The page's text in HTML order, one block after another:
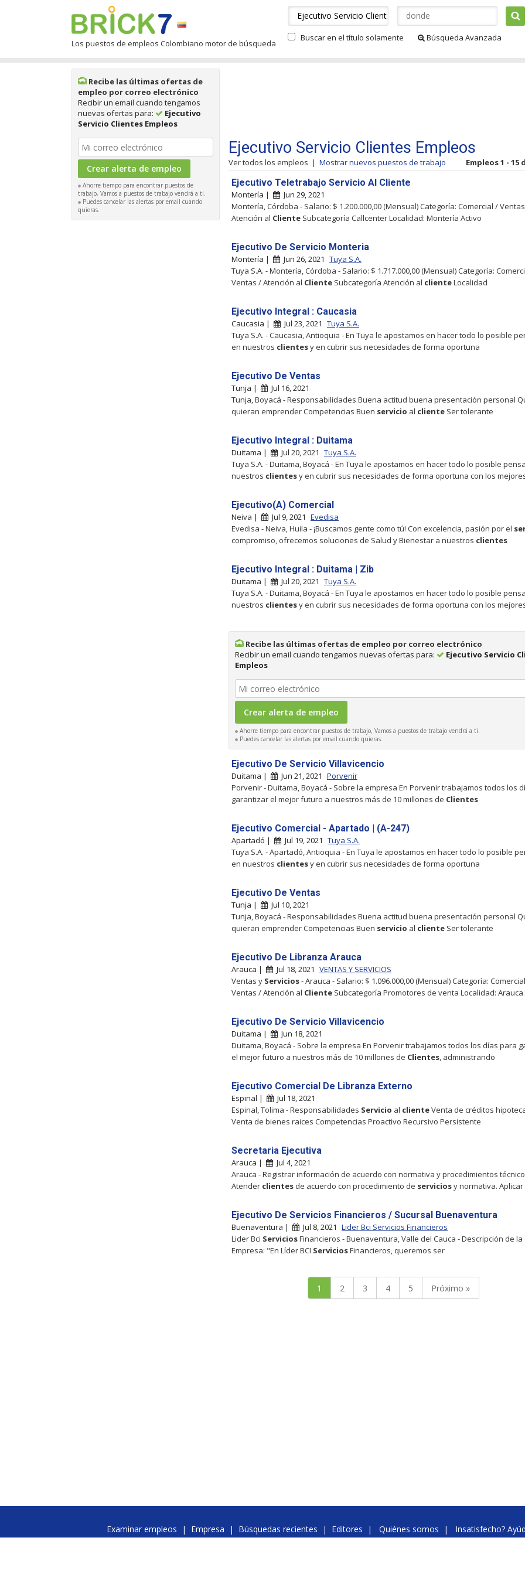
Los puestos de empleos Colombiano motor de búsqueda
Buscar en el título solamente Búsqueda Avanzada
Recibe las últimas ofertas de
empleo por correo electrónico
Recibir un email cuando tengamos
nuevas ofertas para:
Ejecutivo
Servicio Clientes Empleos
Ahorre tiempo para encontrar puestos de
trabajo, Vamos a puestos de trabajo vendrá a ti.
Puedes cancelar las alertas por email cuando
quieras.
Ejecutivo Servicio Clientes Empleos
Ver todos los empleos | Mostrar nuevos puestos de trabajo Empleos 1 - 15
Ejecutivo Teletrabajo Servicio Al Cliente
Montería |
Jun 29, 2021
Montería, Córdoba - Salario: $ 1.200.000,00 (Mensual) Categoría: Comercial /
Atención al Cliente Subcategoría Callcenter Localidad: Montería Activo
Ejecutivo De Servicio Monteria
Montería | Jun 26, 2021 Tuya S.A.
Tuya S.A. - Montería, Córdoba - Salario: $ 1.717.000,00 (Mensual) Categoría:
Ventas / Atención al Cliente Subcategoría Atención al clienteLocalidad
Ejecutivo Integral : Caucasia
Caucasia | Jul 23, 2021 Tuya S.A.
Tuya S.A. - Caucasia, Antioquia - En Tuya le apostamos en hacer todo lo posible
en nuestros clientesy en cubrir sus necesidades de forma oportuna
Ejecutivo De Ventas
Tunja |
Jul 16, 2021
Tunja, Boyacá - Responsabilidades Buena actitud buena presentación personal
quieran emprender Competencias Buen servicio al cliente Ser tolerante
Ejecutivo Integral : Duitama
Duitama | Jul 20, 2021 Tuya S.A.
Tuya S.A. - Duitama, Boyacá - En Tuya le apostamos en hacer todo lo posible
nuestros clientesy en cubrir sus necesidades de forma oportuna con los
Ejecutivo(A) Comercial
Neiva | Jul 9, 2021 Evedisa
Evedisa - Neiva, Huila - ¡Buscamos gente como tú! Con excelencia, pasión por el
compromiso, ofrecemos soluciones de Salud y Bienestar a nuestros clientes
Ejecutivo Integral : Duitama | Zib
Duitama | Jul 20, 2021 Tuya S.A.
Tuya S.A. - Duitama, Boyacá - En Tuya le apostamos en hacer todo lo posible
nuestros clientesy en cubrir sus necesidades de forma oportuna con los
Recibe las últimas ofertas de empleo por correo electrónico
Recibir un email cuando tengamos nuevas ofertas para:
Ejecutivo Servicio
Empleos
Ahorre tiempo para encontrar puestos de trabajo, Vamos a puestos de trabajo vendrá a ti.
Puedes cancelar las alertas por email cuando quieras.
Ejecutivo De Servicio Villavicencio
Duitama | Jun 21, 2021 Porvenir
Porvenir - Duitama, Boyacá - Sobre la empresa En Porvenir trabajamos todos los
garantizar el mejor futuro a nuestros más de 10 millones de Clientes
Ejecutivo Comercial - Apartado | (A-247)
Apartadó | Jul 19, 2021 Tuya S.A.
Tuya S.A. - Apartadó, Antioquia - En Tuya le apostamos en hacer todo lo posible
en nuestros clientesy en cubrir sus necesidades de forma oportuna
Ejecutivo De Ventas
Tunja |
Jul 10, 2021
Tunja, Boyacá - Responsabilidades Buena actitud buena presentación personal
quieran emprender Competencias Buen servicio al cliente Ser tolerante
Ejecutivo De Libranza Arauca
Arauca | Jul 18, 2021 VENTAS Y SERVICIOS
Ventas y Servicios- Arauca - Salario: $ 1.096.000,00 (Mensual) Categoría:
Ventas / Atención al Cliente Subcategoría Promotores de venta Localidad: Arauca
Ejecutivo De Servicio Villavicencio
Duitama |
Jun 18, 2021
Duitama, Boyacá - Sobre la empresa En Porvenir trabajamos todos los días para
el mejor futuro a nuestros más de 10 millones de Clientes, administrando
Ejecutivo Comercial De Libranza Externo
Espinal |
Jul 18, 2021
Espinal, Tolima - Responsabilidades Servicio al clienteVenta de créditos
Venta de bienes raices Competencias Proactivo Recursivo Persistente
Secretaria Ejecutiva
Arauca |
Jul 4, 2021
Arauca - Registrar información de acuerdo con normativa y procedimientos
Atender clientes de acuerdo con procedimiento de serviciosy normativa. Aplicar
Ejecutivo De Servicios Financieros / Sucursal Buenaventura
Buenaventura | Jul 8, 2021 Lider Bci Servicios Financieros
Lider Bci ServiciosFinancieros - Buenaventura, Valle del Cauca - Descripción de la
Empresa: "En Líder BCI ServiciosFinancieros, queremos ser
1 2 3 4 5 Próximo »
Examinar empleos | Empresa | Búsquedas recientes | Editores | Quiénes somos | Insatisfecho?